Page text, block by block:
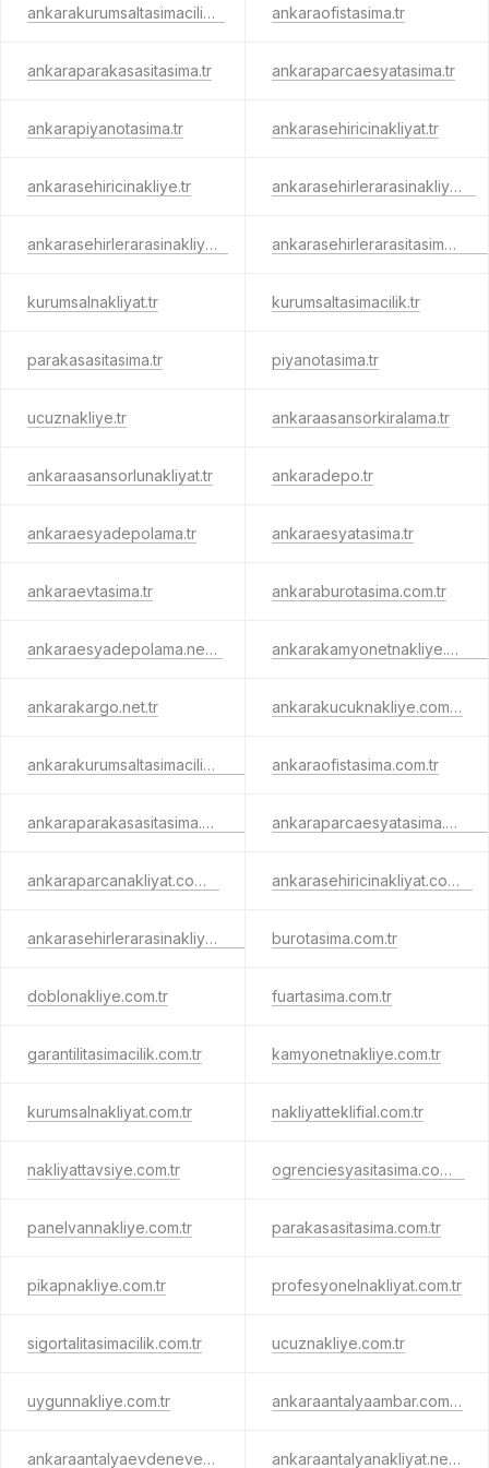
ankarakurumsaltasimacilik.tr ankaraofistasima.tr
ankaraparakasasitasima.tr ankaraparcaesyatasima.tr
ankarapiyanotasima.tr ankarasehiricinakliyat.tr
ankarasehiricinakliye.tr ankarasehirlerarasinakliyat.tr
ankarasehirlerarasinakliye.tr ankarasehirlerarasitasimacilik.tr
kurumsalnakliyat.tr kurumsaltasimacilik.tr
parakasasitasima.tr piyanotasima.tr
ucuznakliye.tr ankaraasansorkiralama.tr
ankaraasansorlunakliyat.tr ankaradepo.tr
ankaraesyadepolama.tr ankaraesyatasima.tr
ankaraevtasima.tr ankaraburotasima.com.tr
ankaraesyadepolama.net.tr ankarakamyonetnakliye.com.tr
ankarakargo.net.tr ankarakucuknakliye.com.tr
ankarakurumsaltasimacilik.com.tr ankaraofistasima.com.tr
ankaraparakasasitasima.com.tr ankaraparcaesyatasima.com.tr
ankaraparcanakliyat.com.tr ankarasehiricinakliyat.com.tr
ankarasehirlerarasinakliyat.com.tr burotasima.com.tr
doblonakliye.com.tr fuartasima.com.tr
garantilitasimacilik.com.tr kamyonetnakliye.com.tr
kurumsalnakliyat.com.tr nakliyatteklifial.com.tr
nakliyattavsiye.com.tr ogrenciesyasitasima.com.tr
panelvannakliye.com.tr parakasasitasima.com.tr
pikapnakliye.com.tr profesyonelnakliyat.com.tr
sigortalitasimacilik.com.tr ucuznakliye.com.tr
uygunnakliye.com.tr ankaraantalyaambar.com.tr
ankaraantalyaevdenevenakliyat.com.tr ankaraantalyanakliyat.net.tr